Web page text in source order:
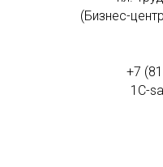
(Бизнес-
+7
1C-